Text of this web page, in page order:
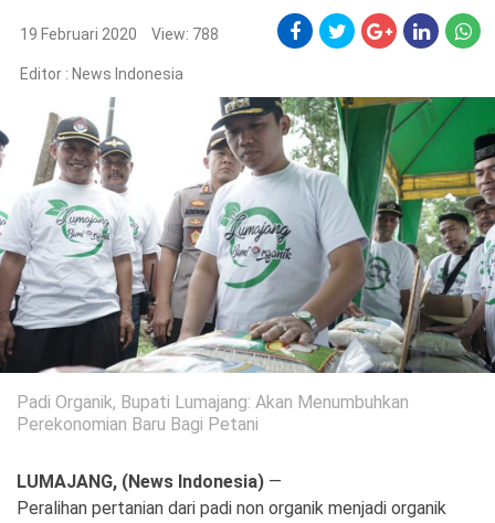
Politik
Gaya Hidup
Kesehatan Kuliner
Otomotif
Pendidikan Ilmiah
SosBud
19 Februari 2020 View: 788
Editor : News Indonesia
Padi Organik, Bupati Lumajang: Akan Menumbuhkan
Perekonomian Baru Bagi Petani
LUMAJANG, (News Indonesia) —
Peralihan pertanian dari padi non organik menjadi organik